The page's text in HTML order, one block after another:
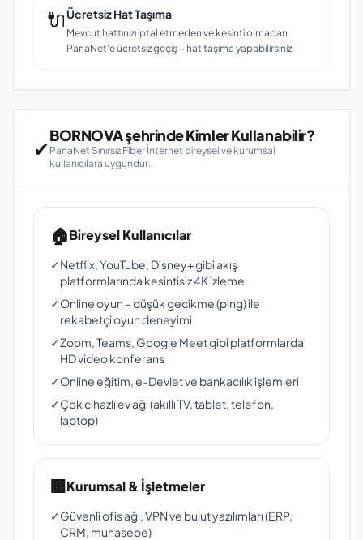
🔌Ücretsiz Hat Taşıma
Mevcut hattınızı iptal etmeden ve kesinti olmadan
PanaNet'e ücretsiz geçiş – hat taşıma yapabilirsiniz.
✔
BORNOVA şehrinde Kimler Kullanabilir?
PanaNet Sınırsız Fiber İnternet bireysel ve kurumsal
kullanıcılara uygundur.
🏠Bireysel Kullanıcılar
✓Netflix, YouTube, Disney+ gibi akış
platformlarında kesintisiz 4K izleme
✓Online oyun – düşük gecikme (ping) ile
rekabetçi oyun deneyimi
✓Zoom, Teams, Google Meet gibi platformlarda
HD video konferans
✓Online eğitim, e-Devlet ve bankacılık işlemleri
✓Çok cihazlı ev ağı (akıllı TV, tablet, telefon,
laptop)
🏢Kurumsal & İşletmeler
✓Güvenli ofis ağı, VPN ve bulut yazılımları (ERP,
CRM, muhasebe)